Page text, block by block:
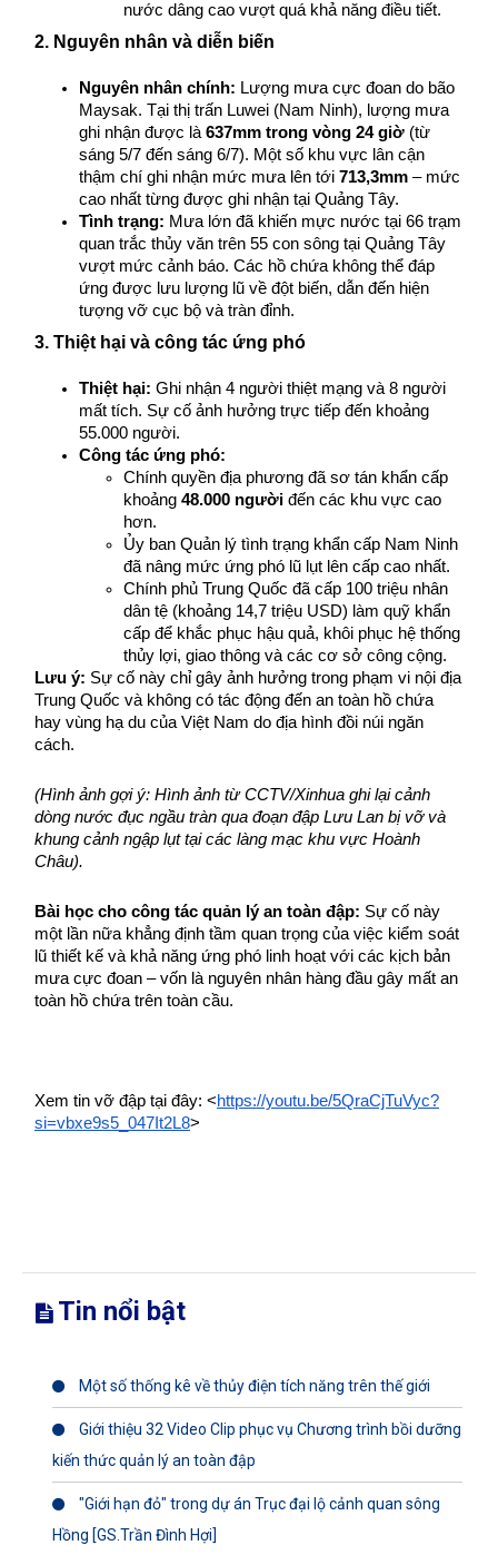
nước dâng cao vượt quá khả năng điều tiết.
2. Nguyên nhân và diễn biến
Nguyên nhân chính: Lượng mưa cực đoan do bão
Maysak. Tại thị trấn Luwei (Nam Ninh), lượng mưa
ghi nhận được là 637mm trong vòng 24 giờ (từ
sáng 5/7 đến sáng 6/7). Một số khu vực lân cận
thậm chí ghi nhận mức mưa lên tới 713,3mm – mức
cao nhất từng được ghi nhận tại Quảng Tây.
Tình trạng: Mưa lớn đã khiến mực nước tại 66 trạm
quan trắc thủy văn trên 55 con sông tại Quảng Tây
vượt mức cảnh báo. Các hồ chứa không thể đáp
ứng được lưu lượng lũ về đột biến, dẫn đến hiện
tượng vỡ cục bộ và tràn đỉnh.
3. Thiệt hại và công tác ứng phó
Thiệt hại: Ghi nhận 4 người thiệt mạng và 8 người
mất tích. Sự cố ảnh hưởng trực tiếp đến khoảng
55.000 người.
Công tác ứng phó:
Chính quyền địa phương đã sơ tán khẩn cấp
khoảng 48.000 người đến các khu vực cao
hơn.
Ủy ban Quản lý tình trạng khẩn cấp Nam Ninh
đã nâng mức ứng phó lũ lụt lên cấp cao nhất.
Chính phủ Trung Quốc đã cấp 100 triệu nhân
dân tệ (khoảng 14,7 triệu USD) làm quỹ khẩn
cấp để khắc phục hậu quả, khôi phục hệ thống
thủy lợi, giao thông và các cơ sở công cộng.
Lưu ý: Sự cố này chỉ gây ảnh hưởng trong phạm vi nội địa
Trung Quốc và không có tác động đến an toàn hồ chứa
hay vùng hạ du của Việt Nam do địa hình đồi núi ngăn
cách.
(Hình ảnh gợi ý: Hình ảnh từ CCTV/Xinhua ghi lại cảnh
dòng nước đục ngầu tràn qua đoạn đập Lưu Lan bị vỡ và
khung cảnh ngập lụt tại các làng mạc khu vực Hoành
Châu).
Bài học cho công tác quản lý an toàn đập: Sự cố này
một lần nữa khẳng định tầm quan trọng của việc kiểm soát
lũ thiết kế và khả năng ứng phó linh hoạt với các kịch bản
mưa cực đoan – vốn là nguyên nhân hàng đầu gây mất an
toàn hồ chứa trên toàn cầu.
Xem tin vỡ đập tại đây: <https://youtu.be/5QraCjTuVyc?
si=vbxe9s5_047It2L8>
Tin nổi bật
Một số thống kê về thủy điện tích năng trên thế giới
Giới thiệu 32 Video Clip phục vụ Chương trình bồi dưỡng
kiến thức quản lý an toàn đập
"Giới hạn đỏ" trong dự án Trục đại lộ cảnh quan sông
Hồng [GS.Trần Đình Hợi]